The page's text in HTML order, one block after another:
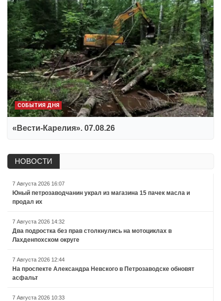
СОБЫТИЯ ДНЯ
«Вести-Карелия». 07.08.26
НОВОСТИ
7 Августа 2026 16:07
Юный петрозаводчанин украл из магазина 15 пачек масла и
продал их
7 Августа 2026 14:32
Два подростка без прав столкнулись на мотоциклах в
Лахденпохском округе
7 Августа 2026 12:44
На проспекте Александра Невского в Петрозаводске обновят
асфальт
7 Августа 2026 10:33